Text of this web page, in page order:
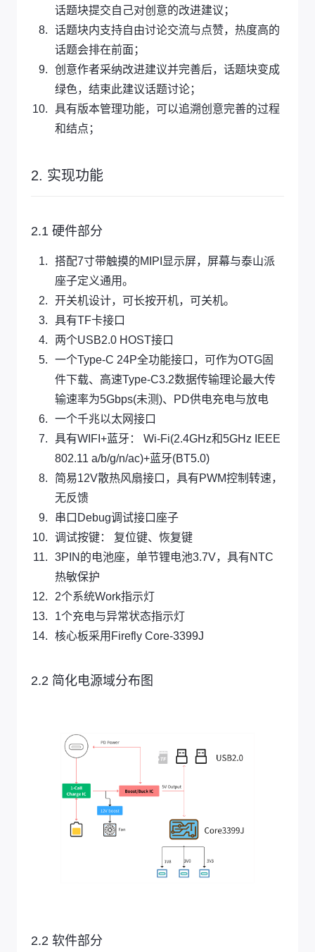
话题块提交自己对创意的改进建议；
话题块内支持自由讨论交流与点赞，热度高的
话题会排在前面；
创意作者采纳改进建议并完善后，话题块变成
绿色，结束此建议话题讨论；
具有版本管理功能，可以追溯创意完善的过程
和结点；
2. 实现功能
2.1 硬件部分
搭配7寸带触摸的MIPI显示屏，屏幕与泰山派
座子定义通用。
开关机设计，可长按开机，可关机。
具有TF卡接口
两个USB2.0 HOST接口
一个Type-C 24P全功能接口，可作为OTG固
件下载、高速Type-C3.2数据传输理论最大传
输速率为5Gbps(未测)、PD供电充电与放电
一个千兆以太网接口
具有WIFI+蓝牙： Wi-Fi(2.4GHz和5GHz IEEE
802.11 a/b/g/n/ac)+蓝牙(BT5.0)
简易12V散热风扇接口，具有PWM控制转速，
无反馈
串口Debug调试接口座子
调试按键： 复位键、恢复键
3PIN的电池座，单节锂电池3.7V，具有NTC
热敏保护
2个系统Work指示灯
1个充电与异常状态指示灯
核心板采用Firefly Core-3399J
2.2 简化电源域分布图
2.2 软件部分